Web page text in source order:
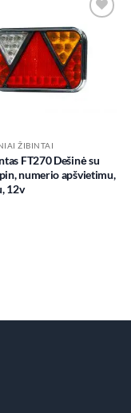
Add to
wishlist
ŽIBINTAI
FT270 Dešinė su
numerio apšvietimu,
12v